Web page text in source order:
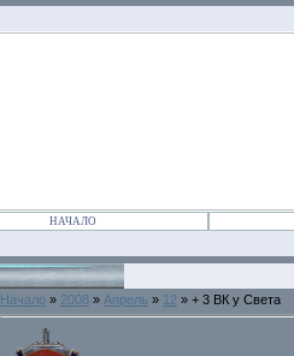
НАЧАЛО
Начало » 2008 » Апрель » 12 » + 3 ВК у Света